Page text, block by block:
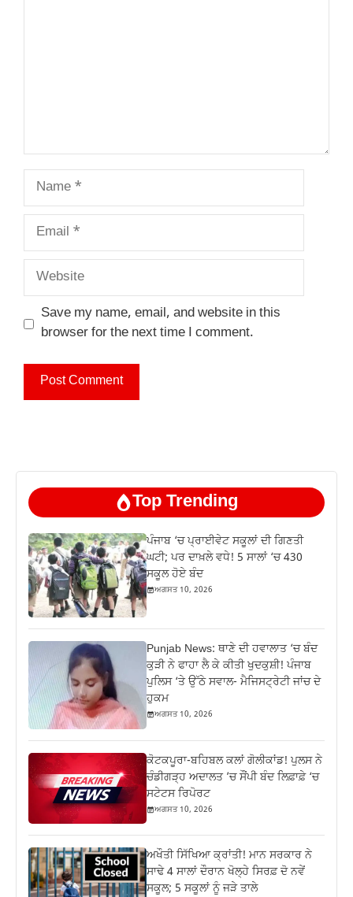
Name
Email
Website
Save my name, email, and website in this
browser for the next time I comment.
Top Trending
ਪੰਜਾਬ ‘ਚ ਪ੍ਰਾਈਵੇਟ ਸਕੂਲਾਂ ਦੀ ਗਿਣਤੀ
ਘਟੀ; ਪਰ ਦਾਖ਼ਲੇ ਵਧੇ! 5 ਸਾਲਾਂ ‘ਚ 430
ਸਕੂਲ ਹੋਏ ਬੰਦ
ਅਗਸਤ 10, 2026
Punjab News: ਥਾਣੇ ਦੀ ਹਵਾਲਾਤ ‘ਚ ਬੰਦ
ਕੁੜੀ ਨੇ ਫਾਹਾ ਲੈ ਕੇ ਕੀਤੀ ਖੁਦਕੁਸ਼ੀ! ਪੰਜਾਬ
ਪੁਲਿਸ ‘ਤੇ ਉੱਠੇ ਸਵਾਲ- ਮੈਜਿਸਟ੍ਰੇਟੀ ਜਾਂਚ ਦੇ
ਹੁਕਮ
ਅਗਸਤ 10, 2026
ਕੋਟਕਪੂਰਾ-ਬਹਿਬਲ ਕਲਾਂ ਗੋਲੀਕਾਂਡ! ਪੁਲਸ ਨੇ
ਚੰਡੀਗੜ੍ਹ ਅਦਾਲਤ ’ਚ ਸੌਂਪੀ ਬੰਦ ਲਿਫ਼ਾਫ਼ੇ ‘ਚ
ਸਟੇਟਸ ਰਿਪੋਰਟ
ਅਗਸਤ 10, 2026
ਅਖੌਤੀ ਸਿੱਖਿਆ ਕ੍ਰਾਂਤੀ! ਮਾਨ ਸਰਕਾਰ ਨੇ
ਸਾਢੇ 4 ਸਾਲਾਂ ਦੌਰਾਨ ਖੋਲ੍ਹੇ ਸਿਰਫ਼ ਦੋ ਨਵੇਂ
ਸਕੂਲ; 5 ਸਕੂਲਾਂ ਨੂੰ ਜੜੇ ਤਾਲੇ